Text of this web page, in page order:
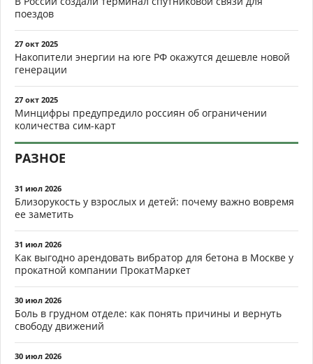
поездов
27 окт 2025
Накопители энергии на юге РФ окажутся дешевле новой
генерации
27 окт 2025
Минцифры предупредило россиян об ограничении
количества сим-карт
РАЗНОЕ
31 июл 2026
Близорукость у взрослых и детей: почему важно вовремя
ее заметить
31 июл 2026
Как выгодно арендовать вибратор для бетона в Москве у
прокатной компании ПрокатМаркет
30 июл 2026
Боль в грудном отделе: как понять причины и вернуть
свободу движений
30 июл 2026